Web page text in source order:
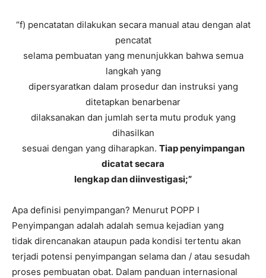
“f) pencatatan dilakukan secara manual atau dengan alat
pencatat
selama pembuatan yang menunjukkan bahwa semua
langkah yang
dipersyaratkan dalam prosedur dan instruksi yang
ditetapkan benarbenar
dilaksanakan dan jumlah serta mutu produk yang
dihasilkan
sesuai dengan yang diharapkan. Tiap penyimpangan
dicatat secara
lengkap dan diinvestigasi;”
Apa definisi penyimpangan? Menurut POPP I
Penyimpangan adalah adalah semua kejadian yang
tidak direncanakan ataupun pada kondisi tertentu akan
terjadi potensi penyimpangan selama dan / atau sesudah
proses pembuatan obat. Dalam panduan internasional